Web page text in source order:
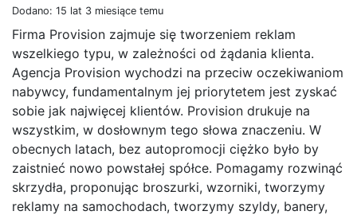
Dodano: 15 lat 3 miesiące temu
Firma Provision zajmuje się tworzeniem reklam
wszelkiego typu, w zależności od żądania klienta.
Agencja Provision wychodzi na przeciw oczekiwaniom
nabywcy, fundamentalnym jej priorytetem jest zyskać
sobie jak najwięcej klientów. Provision drukuje na
wszystkim, w dosłownym tego słowa znaczeniu. W
obecnych latach, bez autopromocji ciężko było by
zaistnieć nowo powstałej spółce. Pomagamy rozwinąć
skrzydła, proponując broszurki, wzorniki, tworzymy
reklamy na samochodach, tworzymy szyldy, banery,